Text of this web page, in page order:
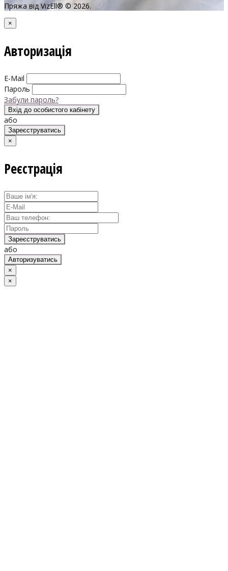
Пряжа від VizEll® © 2026.
×
Авторизація
E-Mail
Пароль
Забули пароль?
Вхід до особистого кабінету
або
Зареєструватись
×
Реєстрація
Зареєструватись
або
Авторизуватись
×
×